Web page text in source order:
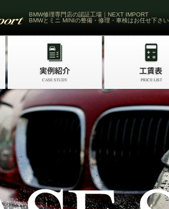
BMW修理専門店の認証工場｜NEXT IMPORT
BMWとミニ MINIの整備・修理・車検はお任せ下さい